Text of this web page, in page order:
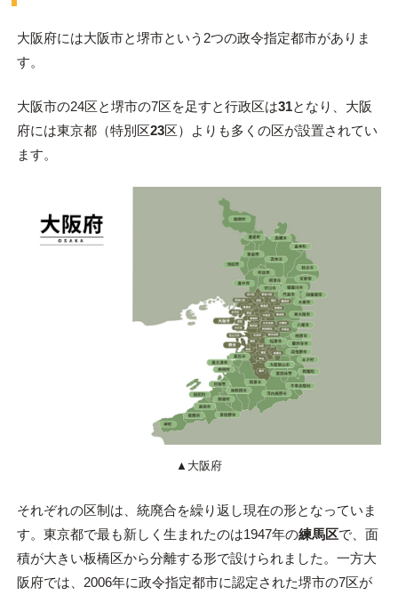
大阪府には大阪市と堺市という2つの政令指定都市がありま
す。
大阪市の24区と堺市の7区を足すと行政区は31となり、大阪
府には東京都（特別区23区）よりも多くの区が設置されてい
ます。
▲大阪府
それぞれの区制は、統廃合を繰り返し現在の形となっていま
す。東京都で最も新しく生まれたのは1947年の練馬区で、面
積が大きい板橋区から分離する形で設けられました。一方大
阪府では、2006年に政令指定都市に認定された堺市の7区が